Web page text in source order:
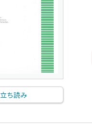
立ち読み